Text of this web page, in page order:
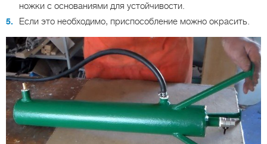
ножки с основаниями для устойчивости.
Если это необходимо, приспособление можно окрасить.